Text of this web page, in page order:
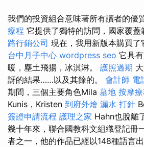
我們的投資組合意味著所有讀者的優
療程 它提供了獨特的訪問，國家覆蓋
路行銷公司 現在，我用新版本購買了
台中月子中心 wordpress seo 它具
暖，塵土飛揚，冰淇淋。 護照過期
訝的結果……以及其餘的。 會計師 電
期間，三個主要角色Mila 墓地 按摩
Kunis，Kristen 到府外燴 漏水 打針
簽證申請流程 護理之家 Hahn也脫離
幾十年來，聯合國教科文組織登記冊
者之一，他的作品已經以148種語言出